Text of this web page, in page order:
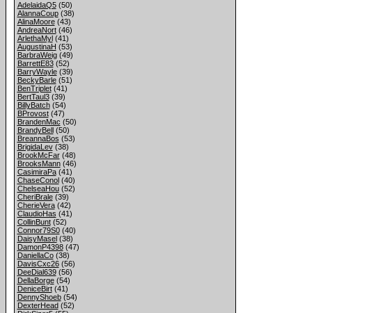
AdelaidaQ5(50)
AlannaCoup(38)
AlinaMoore(43)
AndreaNort(46)
ArlethaMyl(41)
AugustinaH (53)
BarbraWeig(49)
BarrettE83(52)
BarryWayle(39)
BeckyBarle(51)
BenTriplet(41)
BertTaul3(39)
BillyBatch(54)
BProvost(47)
BrandenMac (50)
BrandyBell(50)
BreannaBos (53)
BrigidaLev(38)
BrookMcFar(48)
BrooksMann(46)
CasimiraPa(41)
ChaseConol(40)
ChelseaHou(52)
CheriBrale(39)
CherieVera(42)
ClaudioHas (41)
CollinBunt(52)
Connor79S0(40)
DaisyMasel(38)
DamonP4398(47)
DaniellaCo(38)
DavisCxc26(56)
DeeDial639(56)
DellaBorge(54)
DeniceBirt(41)
DennyShoeb(54)
DexterHead(52)